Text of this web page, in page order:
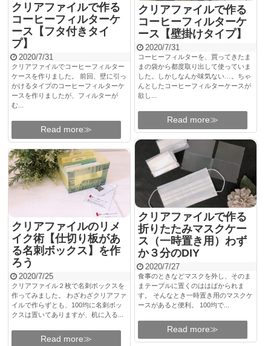
クリアファイルで作る
コーヒーフィルターケ
ース【フタ付きタイ
プ】
2020/7/31
クリアファイルでコーヒーフィルター
ケースを作りました。 前回、壁に引っ
かけるタイプのコーヒーフィルターケ
ースを作りましたが、フィルターが
む...
Read more≫
クリアファイルで作る
コーヒーフィルターケ
ース【壁掛けタイプ】
2020/7/31
コーヒーフィルターを、買ってきたま
まの袋から都度取り出して使っていま
した。しかしなんか味気ない…。ちゃ
んとしたコーヒーフィルターケースが
欲し...
Read more≫
クリアファイルで作る
折りたたみマスクケー
ス（一時置き用）わず
か３分のDIY
2020/7/27
食事のときなどマスクを外し、そのま
まテーブルに置くのははばかられま
す。 そんなとき一時置き用のマスクケ
ースがあると便利。 100均で...
Read more≫
クリアファイルのリメ
イク術【仕切り板があ
る名刺ボックス】を作
ろう
2020/7/25
クリアファイル２枚で名刺ボックスを
作ってみました。 わざわざクリアファ
イルで作らずとも、100均に名刺ボッ
クスは置いてありますが、机に入る...
Read more≫